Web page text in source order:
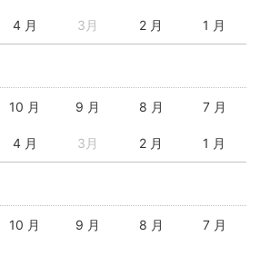
4 月 3月 2 月 1 月
10 月 9 月 8 月 7 月
4 月 3月 2 月 1 月
10 月 9 月 8 月 7 月